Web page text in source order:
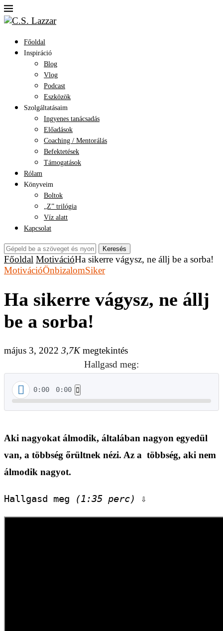
Főoldal
Inspiráció
Blog
Vlog
Podcast
Eszközök
Szolgáltatásaim
Ingyenes tanácsadás
Előadások
Coaching / Mentorálás
Befektetések
Támogatások
Rólam
Könyveim
Boltok
„Z” trilógia
Víz alatt
Kapcsolat
Keresés
Főoldal MotivációHa sikerre vágysz, ne állj be a sorba!
MotivációÖnbizalomSiker
Ha sikerre vágysz, ne állj
be a sorba!
május 3, 2022 3,7Kmegtekintés
Hallgasd meg:
0:00 0:00
Aki nagyokat álmodik, általában nagyon egyedül
van, a többség őrültnek nézi. Az a többség, aki nem
álmodik nagyot.
Hallgasd meg (1:35 perc) ⇩